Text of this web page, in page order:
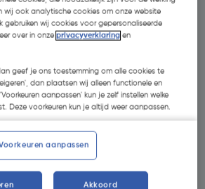
- 37 %
wij ook analytische cookies om onze website
gebruiken wij cookies voor gepersonaliseerde
over in onzeprivacyverklaring en
geef je ons toestemming om alle cookies te
dan plaatsen wij alleen functionele en
aanpassen' kun je zelf instellen welke
Deze voorkeuren kun je altijd weer aanpassen.
aanpassen
Akkoord